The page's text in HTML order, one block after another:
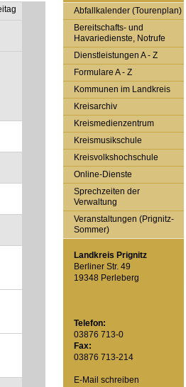
Abfallkalender (Tourenplan)
Bereitschafts- und
Havariedienste, Notrufe
Dienstleistungen A - Z
Formulare A - Z
Kommunen im Landkreis
Kreisarchiv
Kreismedienzentrum
Kreismusikschule
Kreisvolkshochschule
Online-Dienste
Sprechzeiten der
Verwaltung
Veranstaltungen (Prignitz-
Sommer)
Landkreis Prignitz
Berliner Str. 49
19348 Perleberg
Telefon:
03876 713-0
Fax:
03876 713-214
E-Mail schreiben